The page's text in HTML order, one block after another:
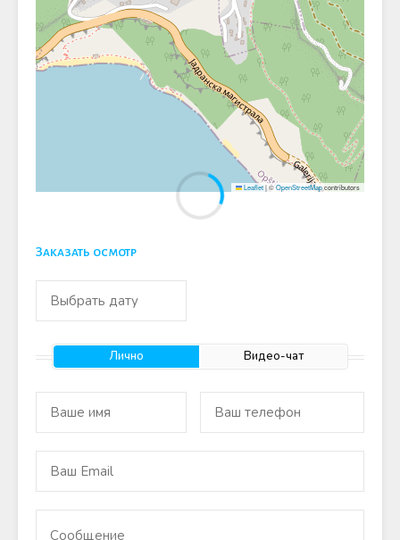
Leaflet|©OpenStreetMapcontributors
Заказать осмотр
Лично Видео-чат